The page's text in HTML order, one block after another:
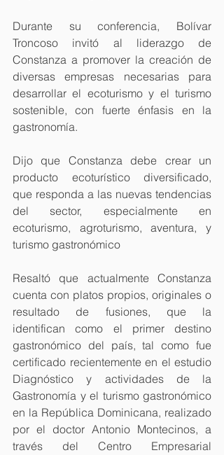
Durante su conferencia, Bolívar
Troncoso invitó al liderazgo de
Constanza a promover la creación de
diversas empresas necesarias para
desarrollar el ecoturismo y el turismo
sostenible, con fuerte énfasis en la
gastronomía.
Dijo que Constanza debe crear un
producto ecoturístico diversificado,
que responda a las nuevas tendencias
del sector, especialmente en
ecoturismo, agroturismo, aventura, y
turismo gastronómico
Resaltó que actualmente Constanza
cuenta con platos propios, originales o
resultado de fusiones, que la
identifican como el primer destino
gastronómico del país, tal como fue
certificado recientemente en el estudio
Diagnóstico y actividades de la
Gastronomía y el turismo gastronómico
en la República Dominicana, realizado
por el doctor Antonio Montecinos, a
través del Centro Empresarial